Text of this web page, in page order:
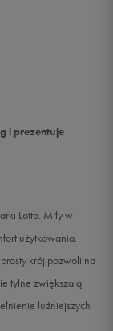
i prezentuje
Lotto. Miły w
użytkowania.
krój pozwoli na
tylne zwiększają
luźniejszych